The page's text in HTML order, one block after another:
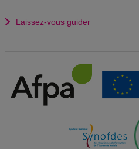
Laissez-vous guider